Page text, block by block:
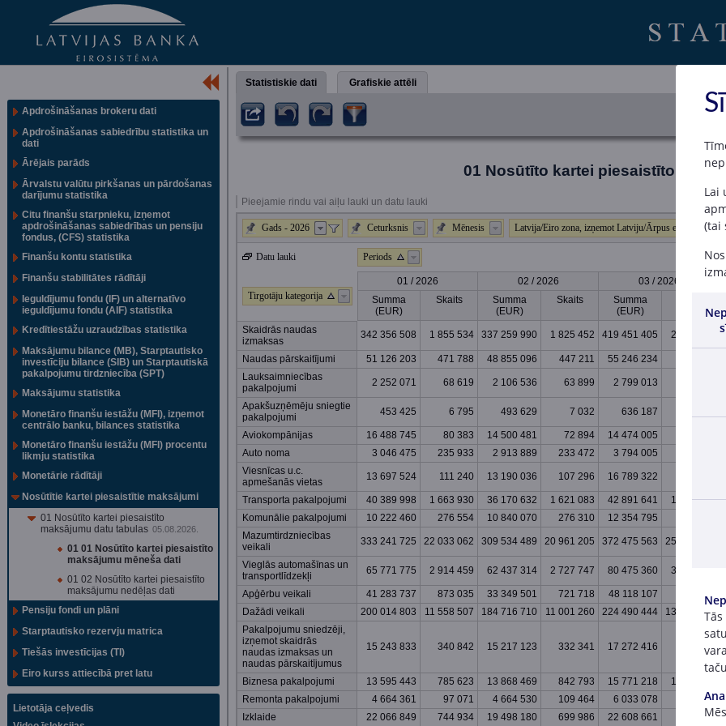
Apdrošināšanas brokeru dati
Apdrošināšanas sabiedrību statistika un
dati
Ārējais parāds
Ārvalstu valūtu pirkšanas un pārdošanas
darījumu statistika
Citu finanšu starpnieku, izņemot
apdrošināšanas sabiedrības un pensiju
fondus, (CFS) statistika
Finanšu kontu statistika
Finanšu stabilitātes rādītāji
Ieguldījumu fondu (IF) un alternatīvo
ieguldījumu fondu (AIF) statistika
Kredītiestāžu uzraudzības statistika
Maksājumu bilance (MB), Starptautisko
investīciju bilance (SIB) un Starptautiskā
pakalpojumu tirdzniecība (SPT)
Maksājumu statistika
Monetāro finanšu iestāžu (MFI), izņemot
centrālo banku, bilances statistika
Monetāro finanšu iestāžu (MFI) procentu
likmju statistika
Monetārie rādītāji
Nosūtītie kartei piesaistītie maksājumi
01 Nosūtīto kartei piesaistīto
maksājumu datu tabulas 05.08.2026.
01 01 Nosūtīto kartei piesaistīto
maksājumu mēneša dati
01 02 Nosūtīto kartei piesaistīto
maksājumu nedēļas dati
Pensiju fondi un plāni
Starptautisko rezervju matrica
Tiešās investīcijas (TI)
Eiro kurss attiecībā pret latu
Lietotāja ceļvedis
Statistiskie dati Grafiskie attēli
01 Nosūtīto kartei piesaistīto
Pieejamie rindu vai aiļu lauki un datu lauki
Gads - 2026 Ceturksnis Mēnesis Latvija/Eiro zona, izņemot Latviju/Ārpus eiro zonas
Datu lauki Periods
Tirgotāju kategorija
01 / 2026 02 / 2026 03 / 2026
Summa
(EUR)
Skaits
Summa
(EUR)
Skaits
Summa
(EUR)
Skaidrās naudas
izmaksas
342 356 508 1 855 534 337 259 990 1 825 452 419 451 405 2 234 249
Naudas pārskaitījumi 51 126 203 471 788 48 855 096 447 211 55 246 234
Lauksaimniecības
pakalpojumi
2 252 071 68 619 2 106 536 63 899 2 799 013
Apakšuzņēmēju sniegtie
pakalpojumi
453 425 6 795 493 629 7 032 636 187
Aviokompānijas 16 488 745 80 383 14 500 481 72 894 14 474 005
Auto noma
3 046 475 235 933 2 913 889 233 472 3 794 005
Viesnīcas u.c.
apmešanās vietas
13 697 524 111 240 13 190 036 107 296 16 789 322
Transporta pakalpojumi 40 389 998 1 663 930 36 170 632 1 621 083 42 891 641 1 996 330
Komunālie pakalpojumi
10 222 460 276 554 10 840 070 276 310 12 354 795
Mazumtirdzniecības
veikali
333 241 725 22 033 062 309 534 489 20 961 205 372 475 563 25 823 619
Vieglās automašīnas un
transportlīdzekļi
65 771 775 2 914 459 62 437 314 2 727 747 80 475 360 3 255 559
Apģērbu veikali 41 283 737 873 035 33 349 501 721 718 48 118 107 990 375
Dažādi veikali
200 014 803 11 558 507 184 716 710 11 001 260 224 490 444 13 053 163
Pakalpojumu sniedzēji,
izņemot skaidrās
naudas izmaksas un
naudas pārskaitījumus
15 243 833 340 842 15 217 123 332 341 17 272 416 400 214
Biznesa pakalpojumi 13 595 443 785 623 13 868 469 842 793 15 771 218 1 004 069
Remonta pakalpojumi
4 664 361 97 071 4 664 530 109 464 6 033 078 143 688
Izklaide
22 066 849 744 934 19 498 180 699 986 22 608 661 826 854
Lai
(tai